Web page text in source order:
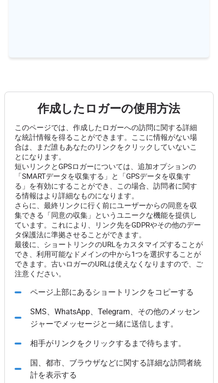
作成したロガーの使用方法
このページでは、作成したロガーへの訪問に関する詳細
な統計情報を得ることができます。ここに情報がない場
合は、まだ誰もあなたのリンクをクリックしていないこ
とになります。
短いリンクとGPSロガーについては、追加オプションの
「SMARTデータを収集する」と「GPSデータを収集す
る」を有効にすることができ、この場合、訪問者に関す
る情報はより詳細なものになります。
さらに、最終リンクに行く前にユーザーからの同意を収
集できる「同意の収集」というユニークな機能を提供し
ています。これにより、リンク先をGDPRやその他のデー
タ保護法に準拠させることができます。
最後に、ショートリンクのURLをカスタマイズすることが
でき、利用可能なドメインの中から1つを選択することが
できます。古いロガーのURLは使えなくなりますので、ご
注意ください。
ページ上部にあるショートリンクをコピーする
SMS、WhatsApp、Telegram、その他のメッセン
ジャーでメッセージと一緒に送信します。
相手がリンクをクリックするまで待ちます。
国、都市、ブラウザなどに関する詳細な訪問者統
計を表示する